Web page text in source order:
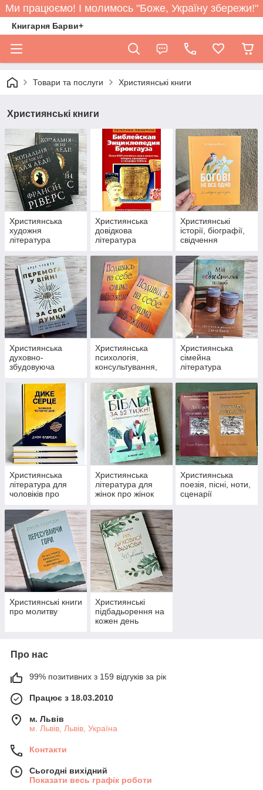
Ми працюємо! І молимось "Боже, Україну збережи!"
Книгарня Барви+
Товари та послуги Християнські книги
Християнські книги
Християнська
художня
література
Християнська
довідкова
література
Християнські
історії, біографії,
свідчення
Християнська
духовно-
збудовуюча
Християнська
психологія,
консультування,
Християнська
сімейна
література
Християнська
література для
чоловіків про
Християнська
література для
жінок про жінок
Християнська
поезія, пісні, ноти,
сценарії
Християнські книги
про молитву
Християнські
підбадьорення на
кожен день
Про нас
99% позитивних з 159 відгуків за рік
Працює з 18.03.2010
м. Львів
м. Львів, Львів, Україна
Контакти
Сьогодні вихідний
Показати весь графік роботи